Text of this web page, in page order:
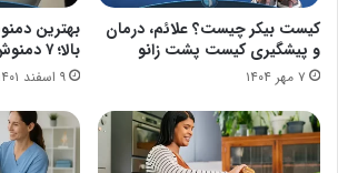
کیست بیکر چیست؟ علائم، درمان
و پیشگیری کیست پشت زانو
۷ مهر ۱۴۰۴
بهترین
بالا؛ ۷ دمنوش قاتل فشار خون بالا
۹ اسفند ۱۴۰۱